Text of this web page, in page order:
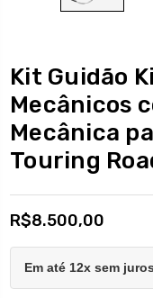
Kit Guidão
Mecânicos
Mecânica
Touring
R$8.500,00
Em até 12x sem juros